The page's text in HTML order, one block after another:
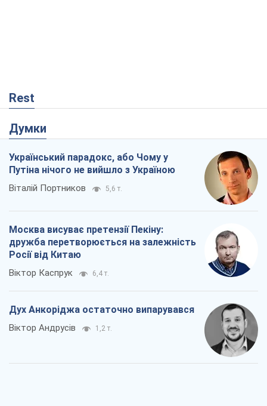
Rest
Думки
Український парадокс, або Чому у
Путіна нічого не вийшло з Україною
Віталій Портников 5,6 т.
Москва висуває претензії Пекіну:
дружба перетворюється на залежність
Росії від Китаю
Віктор Каспрук 6,4 т.
Дух Анкоріджа остаточно випарувався
Віктор Андрусів 1,2 т.